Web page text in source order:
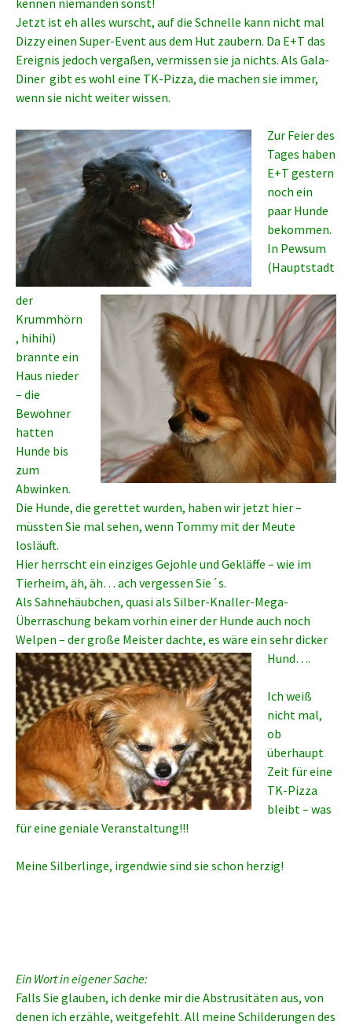
kennen niemanden sonst!
Jetzt ist eh alles wurscht, auf die Schnelle kann nicht mal
Dizzy einen Super-Event aus dem Hut zaubern. Da E+T das
Ereignis jedoch vergaßen, vermissen sie ja nichts. Als Gala-
Diner gibt es wohl eine TK-Pizza, die machen sie immer,
wenn sie nicht weiter wissen.
Zur Feier des
Tages haben
E+T gestern
noch ein
paar Hunde
bekommen.
In Pewsum
(Hauptstadt
der
Krummhörn
, hihihi)
brannte ein
Haus nieder
– die
Bewohner
hatten
Hunde bis
zum
Abwinken.
Die Hunde, die gerettet wurden, haben wir jetzt hier –
müssten Sie mal sehen, wenn Tommy mit der Meute
losläuft.
Hier herrscht ein einziges Gejohle und Gekläffe – wie im
Tierheim, äh, äh… ach vergessen Sie´s.
Als Sahnehäubchen, quasi als Silber-Knaller-Mega-
Überraschung bekam vorhin einer der Hunde auch noch
Welpen – der große Meister dachte, es wäre ein sehr dicker
Hund….
Ich weiß
nicht mal,
ob
überhaupt
Zeit für eine
TK-Pizza
bleibt – was
für eine geniale Veranstaltung!!!
Meine Silberlinge, irgendwie sind sie schon herzig!
Ein Wort in eigener Sache:
Falls Sie glauben, ich denke mir die Abstrusitäten aus, von
denen ich erzähle, weitgefehlt. All meine Schilderungen des